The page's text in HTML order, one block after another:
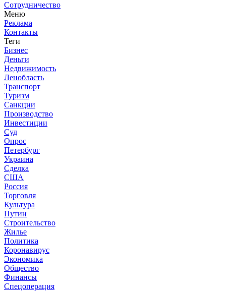
Сотрудничество
Меню
Реклама
Контакты
Теги
Бизнес
Деньги
Недвижимость
Ленобласть
Транспорт
Туризм
Санкции
Производство
Инвестиции
Суд
Опрос
Петербург
Украина
Сделка
США
Россия
Торговля
Культура
Путин
Строительство
Жилье
Политика
Коронавирус
Экономика
Общество
Финансы
Спецоперация